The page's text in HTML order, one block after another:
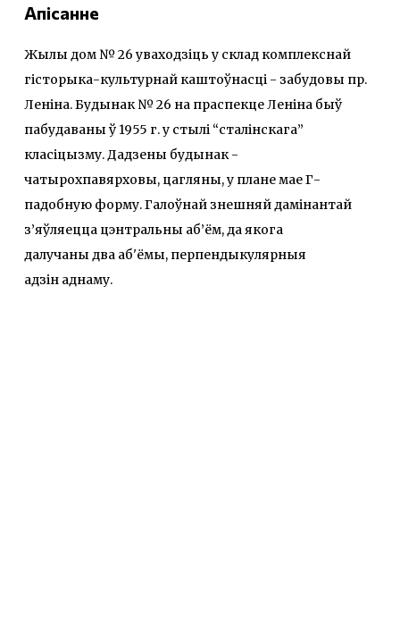
Апісанне
Жылы дом № 26 уваходзіць у склад комплекснай
гісторыка-культурнай каштоўнасці - забудовы пр.
Леніна. Будынак № 26 на праспекце Леніна быў
пабудаваны ў 1955 г. у стылі “сталінскага”
класіцызму. Дадзены будынак -
чатырохпавярховы, цагляны, у плане мае Г-
падобную форму. Галоўнай знешняй дамінантай
з’яўляецца цэнтральны аб’ём, да якога
далучаны два аб'ёмы, перпендыкулярныя
адзін аднаму.